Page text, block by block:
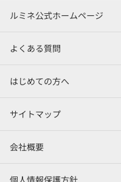
ルミネ公式ホームページ
よくある質問
はじめての方へ
サイトマップ
会社概要
個人情報保護方針